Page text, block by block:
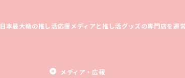
日本最大級の推し活応援メディアと推し活グッズの専門店を運
メディア・広報